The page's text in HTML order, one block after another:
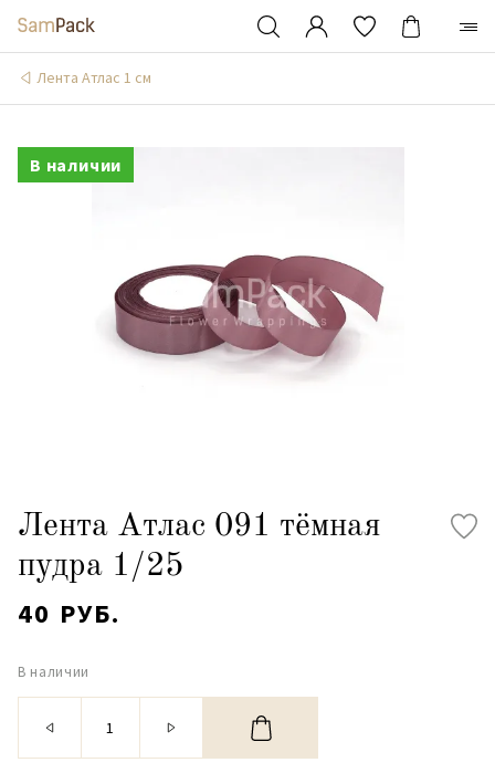
Лента Атлас 1 см
В наличии
Лента Атлас 091 тёмная
пудра 1/25
40 РУБ.
В наличии